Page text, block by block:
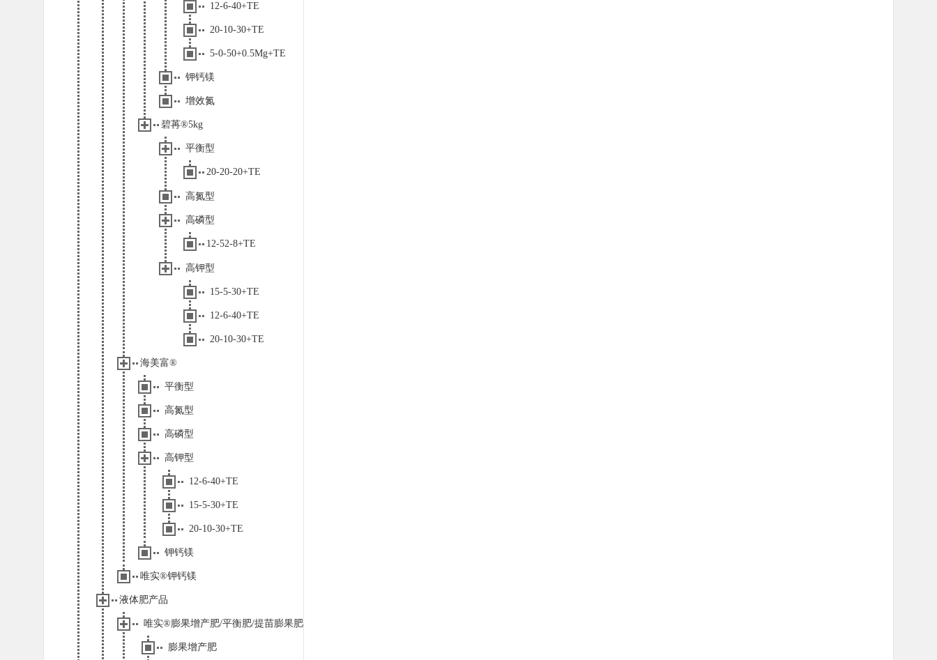
12-6-40+TE
20-10-30+TE
5-0-50+0.5Mg+TE
钾钙镁
增效氮
碧苒®5kg
平衡型
20-20-20+TE
高氮型
高磷型
12-52-8+TE
高钾型
15-5-30+TE
12-6-40+TE
20-10-30+TE
海美富®
平衡型
高氮型
高磷型
高钾型
12-6-40+TE
15-5-30+TE
20-10-30+TE
钾钙镁
唯实®钾钙镁
液体肥产品
唯实®膨果增产肥/平衡肥/提苗膨果肥
膨果增产肥